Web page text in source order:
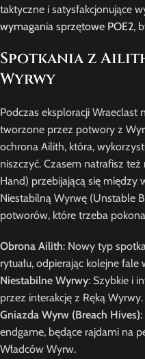
taktyczne i satysfakcjonujące
wymagania sprzętowe POE2,
Spotkania z
Wyrwy
Podczas eksploracji Wraeclast
tworzone przez potwory z
ochrona Ailith, która,
niszczyć. Czasem natrafisz
Hand) przebijającą się
Niestabilną Wyrwę (Unstable
potworów, które trzeba
Obrona Ailith: Nowy typ
rytuału, odpierając kolejne fale
Niestabilne Wyrwy: Szybkie i
przez interakcję z Ręką Wyrwy.
Gniazda Wyrw (Breach Hives)
endgame, będące rajdami na
Władców Wyrw.